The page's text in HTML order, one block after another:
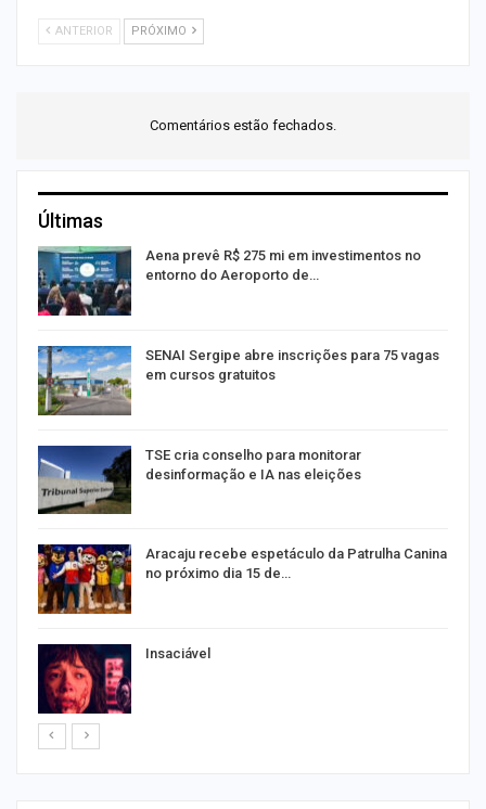
ANTERIOR PRÓXIMO
Comentários estão fechados.
Últimas
Aena prevê R$ 275 mi em investimentos no
entorno do Aeroporto de…
SENAI Sergipe abre inscrições para 75 vagas
em cursos gratuitos
TSE cria conselho para monitorar
desinformação e IA nas eleições
Aracaju recebe espetáculo da Patrulha Canina
no próximo dia 15 de…
Insaciável